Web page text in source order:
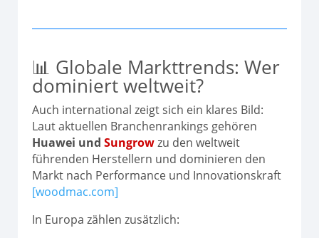
📊 Globale Markttrends: Wer
dominiert weltweit?
Auch international zeigt sich ein klares Bild:
Laut aktuellen Branchenrankings gehören
Huawei und Sungrowzu den weltweit
führenden Herstellern und dominieren den
Markt nach Performance und Innovationskraft
[woodmac.com]
In Europa zählen zusätzlich: